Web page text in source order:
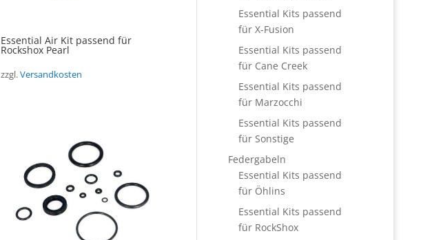
Essential Air Kit passend für
Rockshox Pearl
zzgl.Versandkosten
Essential Kits passend
für X-Fusion
Essential Kits passend
für Cane Creek
Essential Kits passend
für Marzocchi
Essential Kits passend
für Sonstige
Federgabeln
Essential Kits passend
für Öhlins
Essential Kits passend
für RockShox